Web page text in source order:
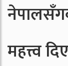
महत्त्व